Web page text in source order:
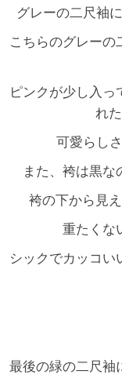
グレーの二尺袖
こちらのグレーの
ピンクが少し入
れ
可愛らし
また、袴は黒な
袴の下から見
重たくな
シックでカッコい
最後の緑の二尺袖